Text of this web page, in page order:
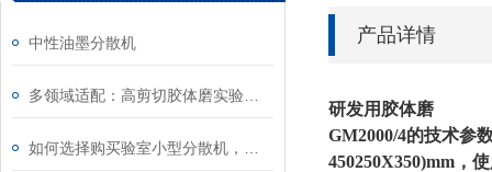
中性油墨分散机 产品详情
研发用胶体磨
GM2000/4的技术参
450250X350)mm，